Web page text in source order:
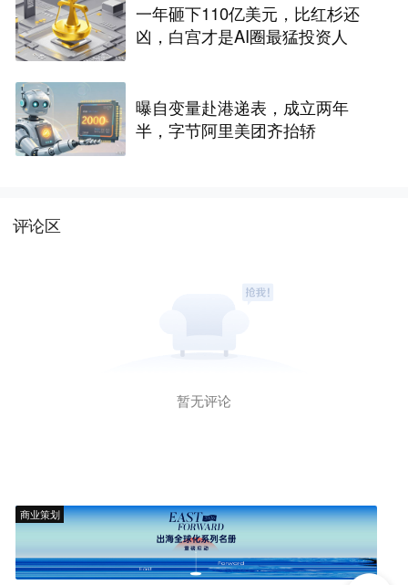
一年砸下110亿美元，比红杉还
凶，白宫才是AI圈最猛投资人
曝自变量赴港递表，成立两年
半，字节阿里美团齐抬轿
评论区
暂无评论
商业策划